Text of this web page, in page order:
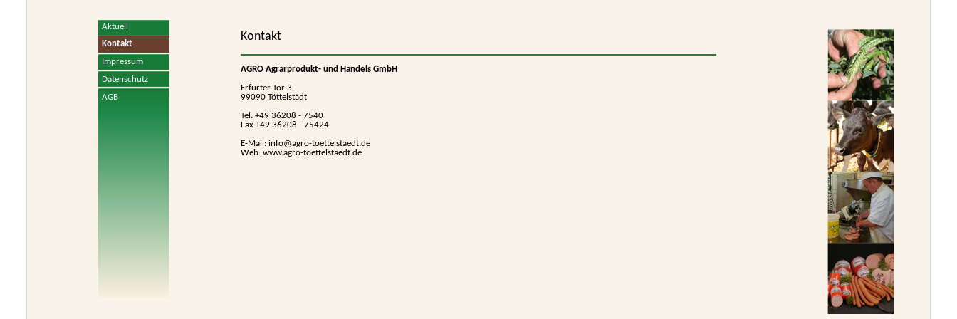
Kontakt
AGRO Agrarprodukt- und Handels GmbH
Erfurter Tor 3
99090 Töttelstädt
Tel. +49 36208 - 7540
Fax +49 36208 - 75424
E-Mail: info@agro-toettelstaedt.de
Web: www.agro-toettelstaedt.de
Aktuell
Kontakt
Impressum
Datenschutz
AGB